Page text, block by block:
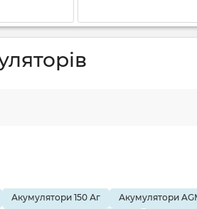
Акумулятори 150 Аг
Акумулятори